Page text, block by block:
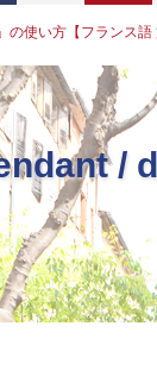
使い方【フランス語
/